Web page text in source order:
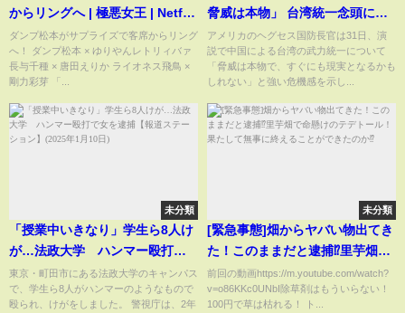
からリングへ | 極悪女王 | Netflix
Japan
ダンプ松本がサプライズで客席からリング
へ！ ダンプ松本 × ゆりやんレトリィバァ
長与千種 × 唐田えりか ライオネス飛鳥 ×
剛力彩芽 「...
脅威は本物」 台湾統一念頭に強
い危機感示す
アメリカのヘグセス国防長官は31日、演
説で中国による台湾の武力統一について
「脅威は本物で、すぐにも現実となるかも
しれない」と強い危機感を示し...
未分類
「授業中いきなり」学生ら8人け
が…法政大学 ハンマー殴打で
女を逮捕【報道ステーション】
(2025年1月10日)
東京・町田市にある法政大学のキャンパス
で、学生ら8人がハンマーのようなもので
殴られ、けがをしました。 警視庁は、2年
未分類
[緊急事態]畑からヤバい物出てき
た！このままだと逮捕⁉︎里芋畑で
命懸けのテデトール！果たして
無事に終えることができたのか⁉︎
前回の動画https://m.youtube.com/watch?
v=o86KKc0UNbI除草剤はもういらない！
100円で草は枯れる！ ト...